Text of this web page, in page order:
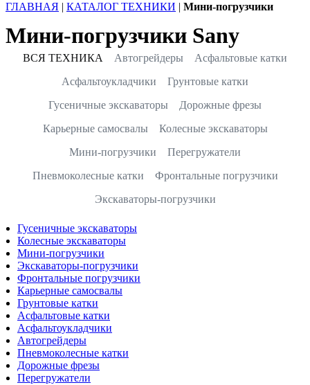
ГЛАВНАЯ | КАТАЛОГ ТЕХНИКИ | Мини-погрузчики
Мини-погрузчики Sany
Автогрейдеры
Асфальтовые катки
Асфальтоукладчики
Грунтовые катки
Гусеничные экскаваторы
Дорожные фрезы
Карьерные самосвалы
Колесные экскаваторы
Мини-погрузчики
Перегружатели
Пневмоколесные катки
Фронтальные погрузчики
Экскаваторы-погрузчики
ВСЯ ТЕХНИКА
Гусеничные экскаваторы
Колесные экскаваторы
Мини-погрузчики
Экскаваторы-погрузчики
Фронтальные погрузчики
Карьерные самосвалы
Грунтовые катки
Асфальтовые катки
Асфальтоукладчики
Автогрейдеры
Пневмоколесные катки
Дорожные фрезы
Перегружатели